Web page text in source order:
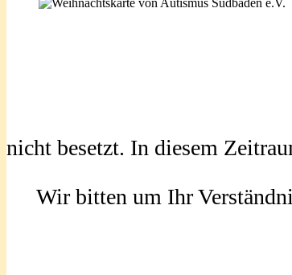
nicht besetzt. In diesem
Wir bitten um Ihr